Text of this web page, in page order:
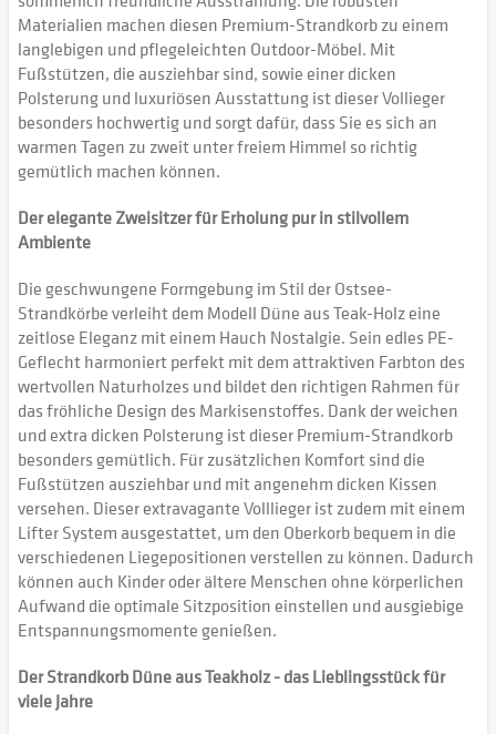
Materialien machen diesen Premium-Strandkorb zu einem
langlebigen und pflegeleichten Outdoor-Möbel. Mit
Fußstützen, die ausziehbar sind, sowie einer dicken
Polsterung und luxuriösen Ausstattung ist dieser Vollieger
besonders hochwertig und sorgt dafür, dass Sie es sich an
warmen Tagen zu zweit unter freiem Himmel so richtig
gemütlich machen können.
Der elegante Zweisitzer für Erholung pur in stilvollem
Ambiente
Die geschwungene Formgebung im Stil der Ostsee-
Strandkörbe verleiht dem Modell Düne aus Teak-Holz eine
zeitlose Eleganz mit einem Hauch Nostalgie. Sein edles PE-
Geflecht harmoniert perfekt mit dem attraktiven Farbton des
wertvollen Naturholzes und bildet den richtigen Rahmen für
das fröhliche Design des Markisenstoffes. Dank der weichen
und extra dicken Polsterung ist dieser Premium-Strandkorb
besonders gemütlich. Für zusätzlichen Komfort sind die
Fußstützen ausziehbar und mit angenehm dicken Kissen
versehen. Dieser extravagante Volllieger ist zudem mit einem
Lifter System ausgestattet, um den Oberkorb bequem in die
verschiedenen Liegepositionen verstellen zu können. Dadurch
können auch Kinder oder ältere Menschen ohne körperlichen
Aufwand die optimale Sitzposition einstellen und ausgiebige
Entspannungsmomente genießen.
Der Strandkorb Düne aus Teakholz - das Lieblingsstück für
viele Jahre